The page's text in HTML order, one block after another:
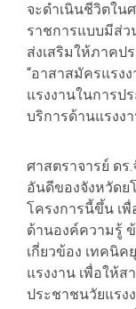
จะดำเนินชีวิตใน
ราชการแบบมีส่ว
ส่งเสริมให้ภาคป
“อาสาสมัครแรง
แรงงานในการป
บริการด้านแรงง
ศาสตราจารย์ ดร
อันดีของจังหวัดย
โครงการนี้ขึ้น เ
ด้านองค์ความรู้
เกี่ยวข้อง เทคนิ
แรงงาน เพื่อให้
ประชาชนวัยแรง